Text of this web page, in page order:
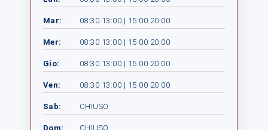
Mar: 08:30 13:00 | 15:00 20:00
Mer: 08:30 13:00 | 15:00 20:00
Gio: 08:30 13:00 | 15:00 20:00
Ven: 08:30 13:00 | 15:00 20:00
Sab: CHIUSO
Dom: CHIUSO